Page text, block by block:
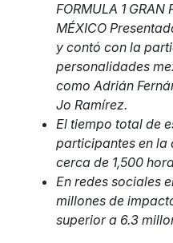
FORMULA 1 GRAN
MÉXICO
y contó con la
personalidades
como Adrián
Jo Ramírez.
El tiempo total de
participantes en la
cerca de 1,500
En redes sociales
millones de
superior a 6.3